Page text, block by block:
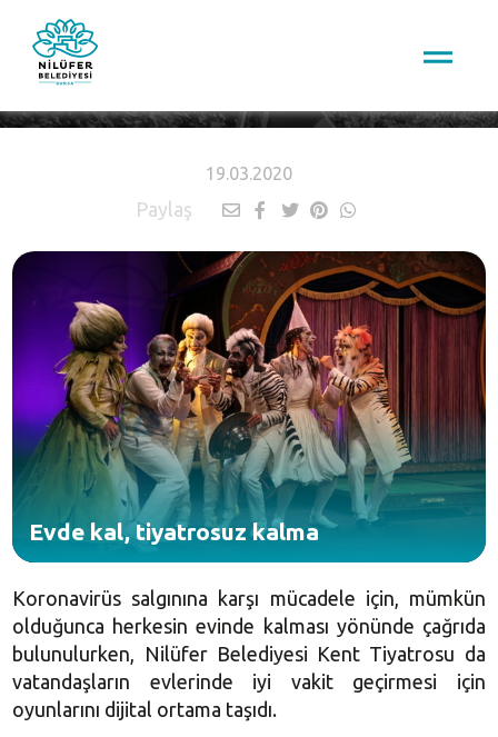
19.03.2020
Paylaş
Evde kal, tiyatrosuz kalma
Koronavirüs salgınına karşı mücadele için, mümkün
olduğunca herkesin evinde kalması yönünde çağrıda
bulunulurken, Nilüfer Belediyesi Kent Tiyatrosu da
vatandaşların evlerinde iyi vakit geçirmesi için
oyunlarını dijital ortama taşıdı.